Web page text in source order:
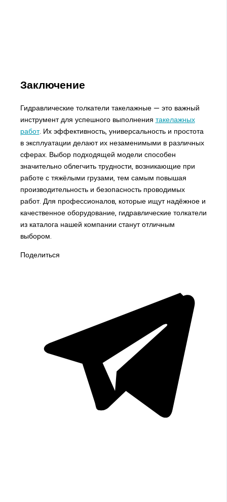
Заключение
Гидравлические толкатели такелажные — это важный
инструмент для успешного выполнения такелажных
работ. Их эффективность, универсальность и простота
в эксплуатации делают их незаменимыми в различных
сферах. Выбор подходящей модели способен
значительно облегчить трудности, возникающие при
работе с тяжёлыми грузами, тем самым повышая
производительность и безопасность проводимых
работ. Для профессионалов, которые ищут надёжное и
качественное оборудование, гидравлические толкатели
из каталога нашей компании станут отличным
выбором.
Поделиться